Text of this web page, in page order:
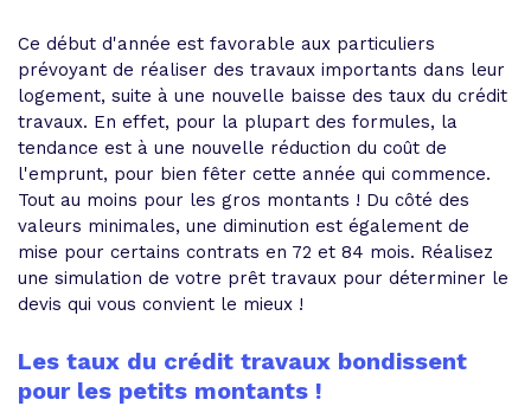
Ce début d'année est favorable aux particuliers
prévoyant de réaliser des travaux importants dans leur
logement, suite à une nouvelle baisse des taux du crédit
travaux. En effet, pour la plupart des formules, la
tendance est à une nouvelle réduction du coût de
l'emprunt, pour bien fêter cette année qui commence.
Tout au moins pour les gros montants ! Du côté des
valeurs minimales, une diminution est également de
mise pour certains contrats en 72 et 84 mois. Réalisez
une simulation de votre prêt travaux pour déterminer le
devis qui vous convient le mieux !
Les taux du crédit travaux bondissent
pour les petits montants !